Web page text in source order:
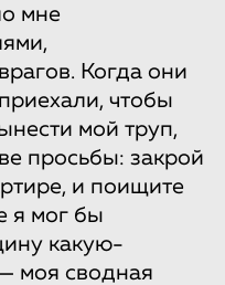
мне
Когда они
чтобы
мой труп,
просьбы: закрой
и поищите
я мог бы
какую-
моя сводная